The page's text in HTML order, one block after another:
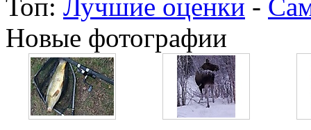
Топ: Лучшие оценки -
Новые фотографии